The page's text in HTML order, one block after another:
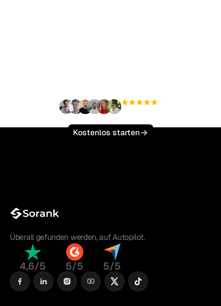
Kostenlos starten
Überall gefunden werden, auf Autopilot.
4,6/5 5/5 5/5